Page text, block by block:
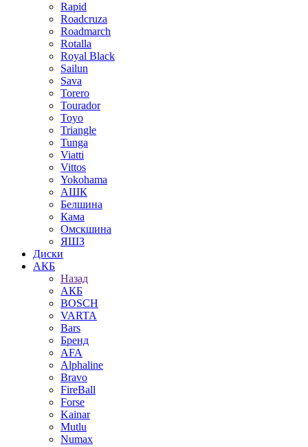
Rapid
Roadcruza
Roadmarch
Rotalla
Royal Black
Sailun
Sava
Torero
Tourador
Toyo
Triangle
Tunga
Viatti
Vittos
Yokohama
АШК
Белшина
Кама
Омскшина
ЯШЗ
Диски
АКБ
Назад
АКБ
BOSCH
VARTA
Bars
Бренд
AFA
Alphaline
Bravo
FireBall
Forse
Kainar
Mutlu
Numax